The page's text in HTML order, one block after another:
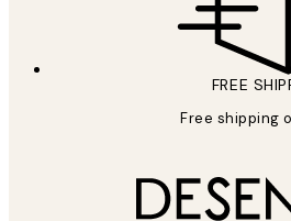
FREE
Free shipping